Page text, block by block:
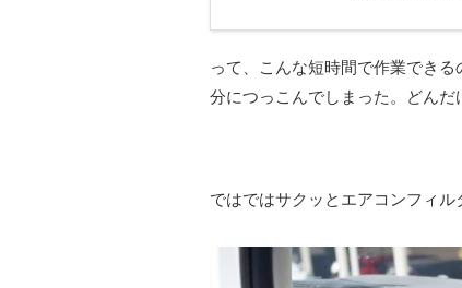
って、こんな短時間で作業でき
分につっこんでしまった。どんだ
ではではサクッとエアコンフィル